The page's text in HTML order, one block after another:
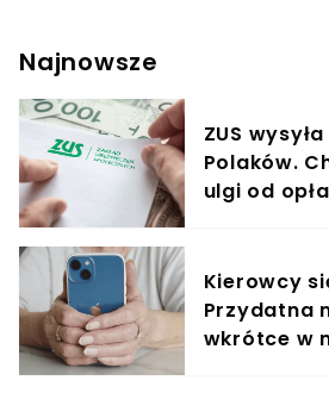
nie są w stanie opanować
nie tylko różnorodne kursy
aplikacje, ale także audiobooki
Najnowsze
ZUS
Polaków.
ulgi od
Kierowcy
Przydatna
wkrótce w